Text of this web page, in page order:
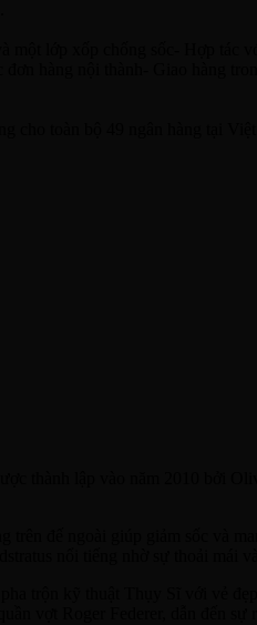
cho toàn bộ 49 ngân hàng tại
trên đế ngoài giúp giảm sốc và
nổi tiếng nhờ sự thoải mái
trộn kỹ thuật Thụy Sĩ với vẻ
vợt Roger Federer, dẫn đến sự